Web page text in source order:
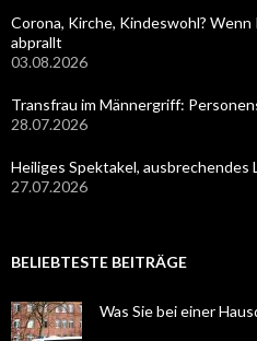
Corona, Kirche, Kindeswohl?
abprallt
03.08.2026
Transfrau im Männergriff:
28.07.2026
Heiliges Spektakel, ausbrechendes
27.07.2026
BELIEBTESTE BEITRÄGE
Was Sie bei einer